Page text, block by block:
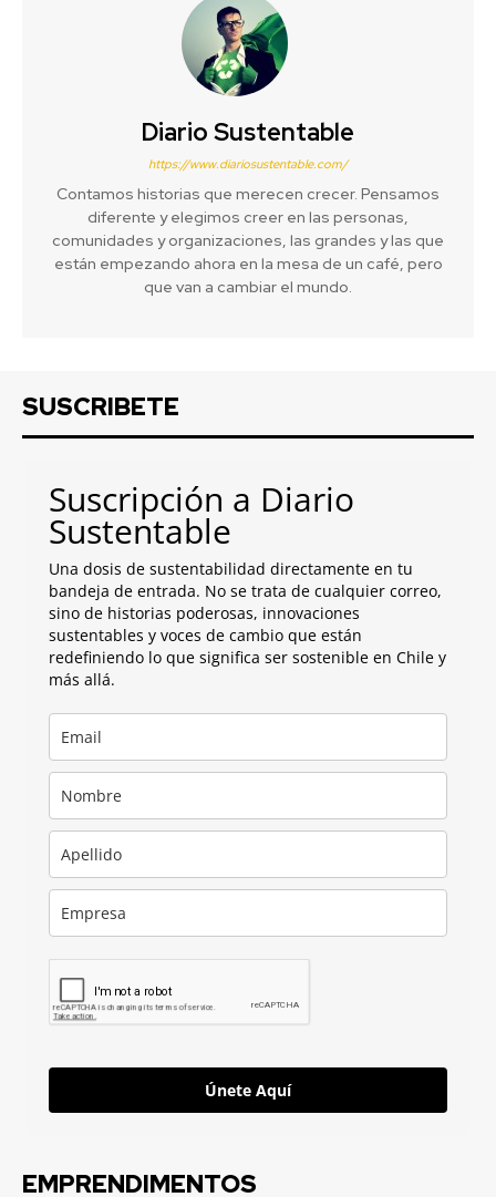
Diario Sustentable
https://www.diariosustentable.com/
Contamos historias que merecen crecer. Pensamos
diferente y elegimos creer en las personas,
comunidades y organizaciones, las grandes y las que
están empezando ahora en la mesa de un café, pero
que van a cambiar el mundo.
SUSCRIBETE
Suscripción a Diario
Sustentable
Una dosis de sustentabilidad directamente en tu
bandeja de entrada. No se trata de cualquier correo,
sino de historias poderosas, innovaciones
sustentables y voces de cambio que están
redefiniendo lo que significa ser sostenible en Chile y
más allá.
Únete Aquí
EMPRENDIMENTOS